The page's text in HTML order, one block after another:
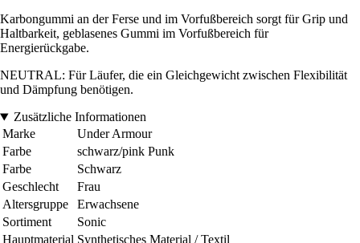
Karbongummi an der Ferse und im Vorfußbereich sorgt für Grip und
Haltbarkeit, geblasenes Gummi im Vorfußbereich für
Energierückgabe.
NEUTRAL: Für Läufer, die ein Gleichgewicht zwischen Flexibilität
und Dämpfung benötigen.
Zusätzliche Informationen
Marke
Under Armour
Farbe
schwarz/pink Punk
Farbe
Schwarz
Geschlecht
Frau
Altersgruppe
Erwachsene
Sortiment
Sonic
Hauptmaterial Synthetisches Material / Textil